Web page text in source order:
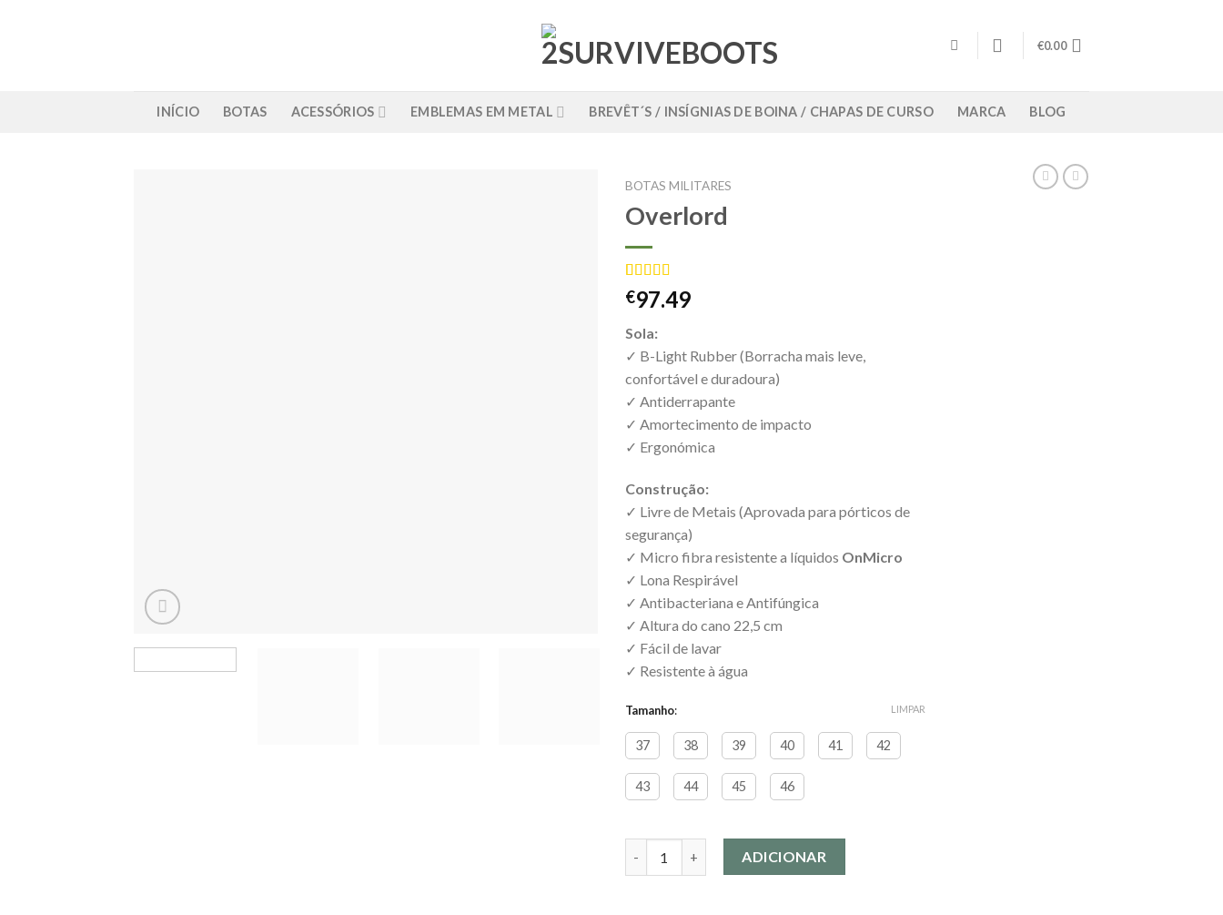
€0.00
INÍCIO BOTAS ACESSÓRIOS EMBLEMAS EM METAL BREVÊT´S / INSÍGNIAS DE BOINA / CHAPAS DE CURSO MARCA BLOG
BOTAS MILITARES
Overlord
Classificado
com5.00
base em
2
classificações
de clientes
€97.49
Sola:
✓ B-Light Rubber (Borracha mais leve,
confortável e duradoura)
✓ Antiderrapante
✓ Amortecimento de impacto
✓ Ergonómica
Construção:
✓ Livre de Metais (Aprovada para pórticos de
segurança)
✓ Micro fibra resistente a líquidos OnMicro
✓ Lona Respirável
✓ Antibacteriana e Antifúngica
✓ Altura do cano 22,5 cm
✓ Fácil de lavar
✓ Resistente à água
Tamanho:
37 38 39 40 41 42
43 44 45 46
LIMPAR
Quantidade de OverlordADICIONAR